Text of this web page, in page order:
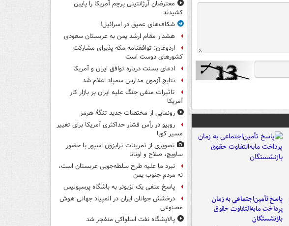
پاسخ تأمین‌اجتماعی به زمان
پرداخت مابه‌التفاوت حقوق
بازنشستگان
معترضان آرژانتینی پرچم آمریکا را پایین
کشیدند
شکاف‌های عمیق در اسرائیل!
هشدار مقام ارشد یمن به عربستان سعودی
اردوغان: توافقنامه مکه پذیرای مشارکت
کشورهای دوست است
ادعای بسنت درباره توافق ایران و آمریکا
نتایج آزمون مدارس سمپاد اعلام شد
تاثیرات منفی جنگ علیه ایران بر بازار کار
آمریکا
رونمایی از مختصات جدید تنگۀ هرمز
روبیو در رأس فشار حداکثری آمریکا برای تغییر
مسیر کوبا
تصویری از تمرینات ترابزون اسپور با حضور
ساویچ، صلاح و اونانا
نبرد ما علیه طرح سلطه‌جویی عربستان است،
نه مردم جنوب یمن
پاسخ منفی یک لژیونر به باشگاه پرسپولیس
درخشش جوانان ایران در المپیاد جهانی هوش
مصنوعی
پالایشگاه نفت اسلواکی منفجر شد